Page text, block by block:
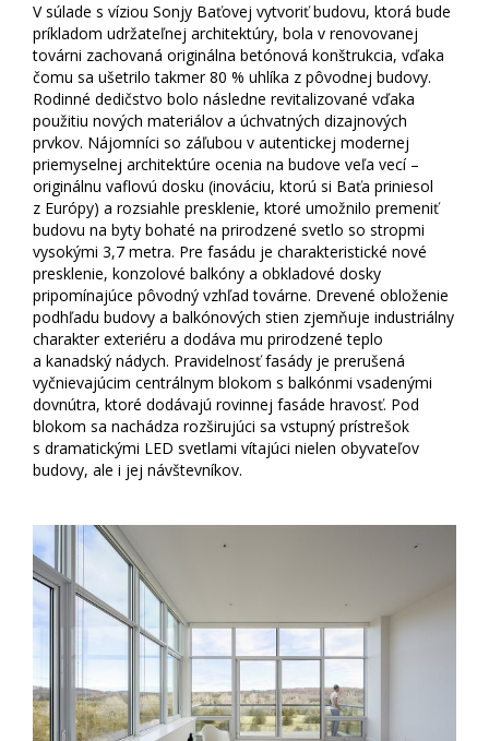
V súlade s víziou Sonjy Baťovej vytvoriť budovu, ktorá bude
príkladom udržateľnej architektúry, bola v renovovanej
továrni zachovaná originálna betónová konštrukcia, vďaka
čomu sa ušetrilo takmer 80 % uhlíka z pôvodnej budovy.
Rodinné dedičstvo bolo následne revitalizované vďaka
použitiu nových materiálov a úchvatných dizajnových
prvkov. Nájomníci so záľubou v autentickej modernej
priemyselnej architektúre ocenia na budove veľa vecí –
originálnu vaflovú dosku (inováciu, ktorú si Baťa priniesol
z Európy) a rozsiahle presklenie, ktoré umožnilo premeniť
budovu na byty bohaté na prirodzené svetlo so stropmi
vysokými 3,7 metra. Pre fasádu je charakteristické nové
presklenie, konzolové balkóny a obkladové dosky
pripomínajúce pôvodný vzhľad továrne. Drevené obloženie
podhľadu budovy a balkónových stien zjemňuje industriálny
charakter exteriéru a dodáva mu prirodzené teplo
a kanadský nádych. Pravidelnosť fasády je prerušená
vyčnievajúcim centrálnym blokom s balkónmi vsadenými
dovnútra, ktoré dodávajú rovinnej fasáde hravosť. Pod
blokom sa nachádza rozširujúci sa vstupný prístrešok
s dramatickými LED svetlami vítajúci nielen obyvateľov
budovy, ale i jej návštevníkov.